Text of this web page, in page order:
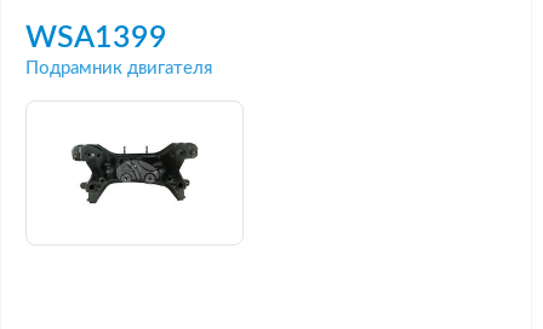
WSA1399
Подрамник двигателя